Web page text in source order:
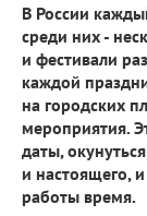
В России
среди них -
и фестивали
каждой
на городских
мероприятия.
даты,
и настоящего,
работы время.